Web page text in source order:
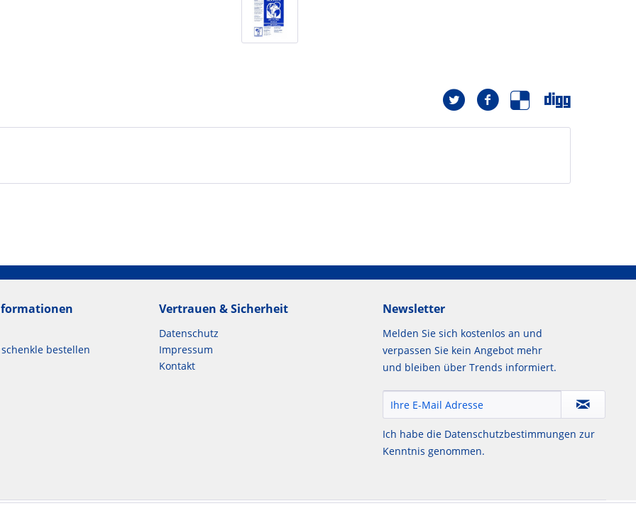
bestellen
Vertrauen & Sicherheit
Datenschutz
Impressum
Kontakt
Newsletter
Melden Sie sich kostenlos an und
verpassen Sie kein Angebot mehr
und bleiben über Trends informiert.
Ich habe die Datenschutzbestimmungen zur
Kenntnis genommen.